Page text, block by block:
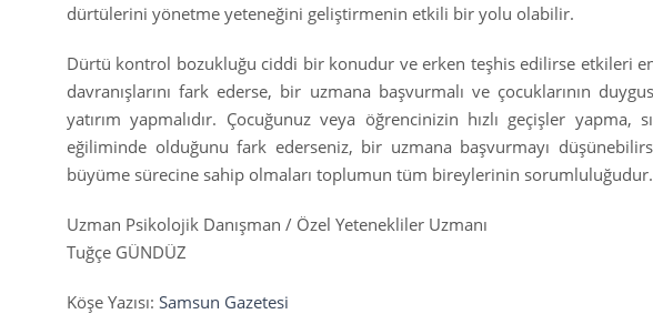
dürtülerini yönetme yeteneğini geliştirmenin etkili bir yolu olabilir.
Dürtü kontrol bozukluğu ciddi bir konudur ve erken teşhis edilirse etkileri
davranışlarını fark ederse, bir uzmana başvurmalı ve çocuklarının
yatırım yapmalıdır. Çocuğunuz veya öğrencinizin hızlı geçişler
eğiliminde olduğunu fark ederseniz, bir uzmana başvurmayı
büyüme sürecine sahip olmaları toplumun tüm bireylerinin
Uzman Psikolojik Danışman / Özel Yetenekliler Uzmanı
Tuğçe GÜNDÜZ
Köşe Yazısı: Samsun Gazetesi